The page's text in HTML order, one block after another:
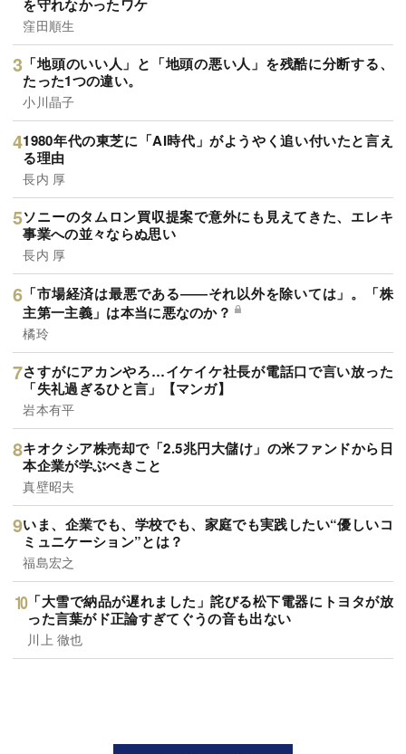
を守れなかったワケ
窪田順生
「地頭のいい人」と「地頭の悪い人」を残酷に分断する、
たった1つの違い。
小川晶子
1980年代の東芝に「AI時代」がようやく追い付いたと言え
る理由
長内 厚
ソニーのタムロン買収提案で意外にも見えてきた、エレキ
事業への並々ならぬ思い
長内 厚
「市場経済は最悪である――それ以外を除いては」。「株
主第一主義」は本当に悪なのか？
橘玲
さすがにアカンやろ…イケイケ社長が電話口で言い放った
「失礼過ぎるひと言」【マンガ】
岩本有平
キオクシア株売却で「2.5兆円大儲け」の米ファンドから日
本企業が学ぶべきこと
真壁昭夫
いま、企業でも、学校でも、家庭でも実践したい“優しいコ
ミュニケーション”とは？
福島宏之
「大雪で納品が遅れました」詫びる松下電器にトヨタが放
った言葉がド正論すぎてぐうの音も出ない
川上 徹也